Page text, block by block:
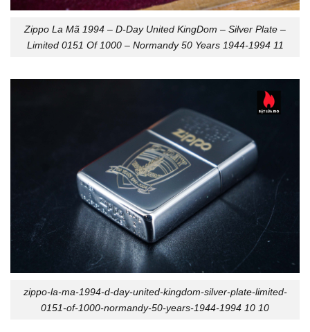
Zippo La Mã 1994 – D-Day United KingDom – Silver Plate –
Limited 0151 Of 1000 – Normandy 50 Years 1944-1994 11
zippo-la-ma-1994-d-day-united-kingdom-silver-plate-limited-
0151-of-1000-normandy-50-years-1944-1994 10 10